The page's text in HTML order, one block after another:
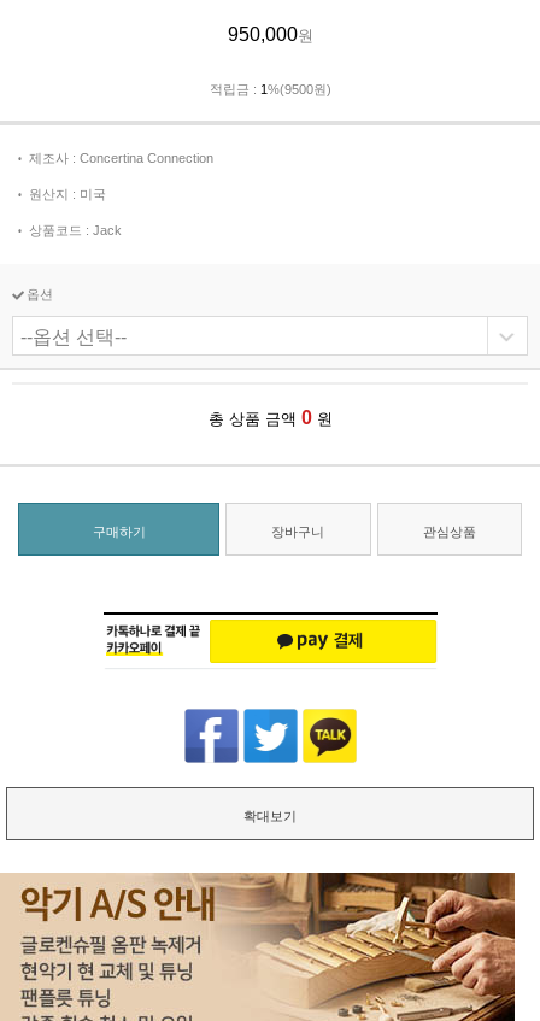
950,000원
적립금 : 1%(9500원)
제조사 : Concertina Connection
원산지 : 미국
상품코드 : Jack
옵션
총 상품 금액 0 원
구매하기 장바구니 관심상품
확대보기